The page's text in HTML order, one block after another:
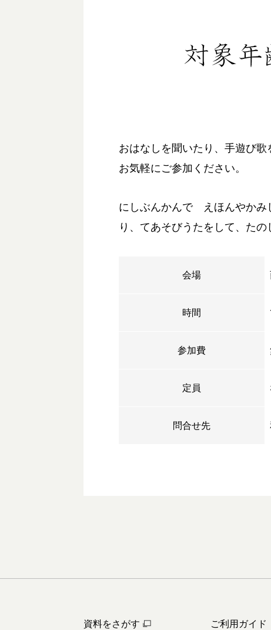
おはなしを聞いたり、手遊び
お気軽にご参加ください。
にしぶんかんで えほんやかみ
り、てあそびうたをして、たの
会場
時間
参加費
定員
問合せ先
資料をさがす ご利用ガイド